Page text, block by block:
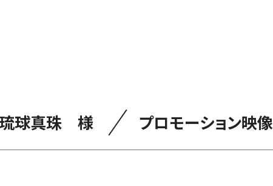
球真珠 様 ／ プロモーション映像